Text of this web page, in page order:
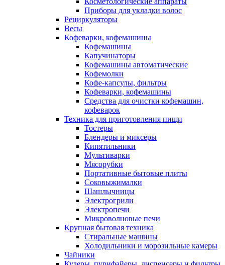
Приборы для укладки волос
Рециркуляторы
Весы
Кофеварки, кофемашины
Кофемашины
Капучинаторы
Кофемашины автоматические
Кофемолки
Кофе-капсулы, фильтры
Кофеварки, кофемашины
Средства для очистки кофемашин,
кофеварок
Техника для приготовления пищи
Тостеры
Блендеры и миксеры
Кипятильники
Мультиварки
Мясорубки
Портативные бытовые плиты
Соковыжималки
Шашлычницы
Электрогрили
Электропечи
Микроволновые печи
Крупная бытовая техника
Стиральные машины
Холодильники и морозильные камеры
Чайники